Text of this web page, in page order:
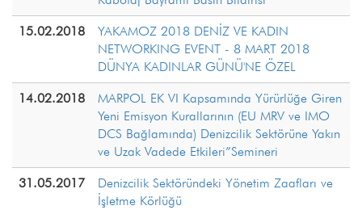
15.02.2018
YAKAMOZ 2018 DENİZ VE KADIN
NETWORKING EVENT - 8 MART 2018
DÜNYA KADINLAR GÜNÜ'NE ÖZEL
14.02.2018
MARPOL EK VI Kapsamında Yürürlüğe Giren
Yeni Emisyon Kurallarının (EU MRV ve IMO
DCS Bağlamında) Denizcilik Sektörüne Yakın
ve Uzak Vadede Etkileri”Semineri
31.05.2017
Denizcilik Sektöründeki Yönetim Zaafları ve
İşletme Körlüğü